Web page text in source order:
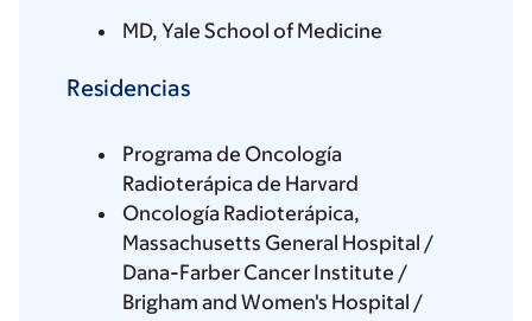
MD, Yale School of Medicine
Residencias
Programa de Oncología
Radioterápica de Harvard
Oncología Radioterápica,
Massachusetts General Hospital /
Dana-Farber Cancer Institute /
Brigham and Women's Hospital /